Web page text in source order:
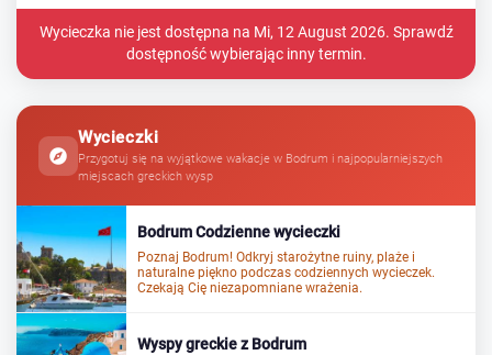
Wycieczka nie jest dostępna na Mi, 12 August 2026. Sprawdź
dostępność wybierając inny termin.
Wycieczki
Przygotuj się na wyjątkowe wakacje w Bodrum i najpopularniejszych
miejscach greckich wysp
Bodrum Codzienne wycieczki
Poznaj Bodrum! Odkryj starożytne ruiny, plaże i
naturalne piękno podczas codziennych wycieczek.
Czekają Cię niezapomniane wrażenia.
Wyspy greckie z Bodrum